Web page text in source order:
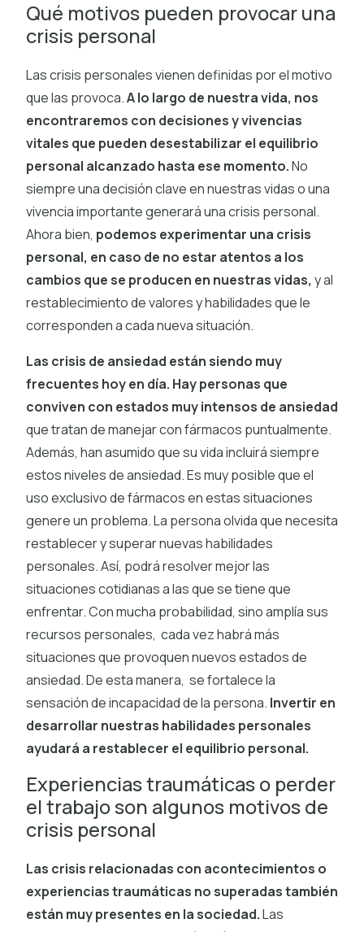
Qué motivos pueden provocar una
crisis personal
Las crisis personales vienen definidas por el motivo
que las provoca.A lo largo de nuestra vida, nos
encontraremos con decisiones y vivencias
vitales que pueden desestabilizar el equilibrio
personal alcanzado hasta ese momento.No
siempre una decisión clave en nuestras vidas o una
vivencia importante generará una crisis personal.
Ahora bien, podemos experimentar una crisis
personal, en caso de no estar atentos a los
cambios que se producen en nuestras vidas, y al
restablecimiento de valores y habilidades que le
corresponden a cada nueva situación.
Las crisis de ansiedad están siendo muy
frecuentes hoy en día. Hay personas que
conviven con estados muy intensos de ansiedad
que tratan de manejar con fármacos puntualmente.
Además, han asumido que su vida incluirá siempre
estos niveles de ansiedad. Es muy posible que el
uso exclusivo de fármacos en estas situaciones
genere un problema. La persona olvida que necesita
restablecer y superar nuevas habilidades
personales. Así, podrá resolver mejor las
situaciones cotidianas a las que se tiene que
enfrentar. Con mucha probabilidad, sino amplía sus
recursos personales, cada vez habrá más
situaciones que provoquen nuevos estados de
ansiedad. De esta manera, se fortalece la
sensación de incapacidad de la persona. Invertir en
desarrollar nuestras habilidades personales
ayudará a restablecer el equilibrio personal.
Experiencias traumáticas o perder
el trabajo son algunos motivos de
crisis personal
Las crisis relacionadas con acontecimientos o
experiencias traumáticas no superadas también
están muy presentes en la sociedad.Las